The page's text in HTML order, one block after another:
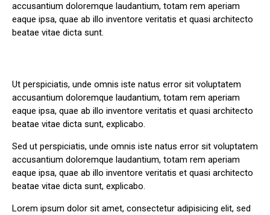
accusantium doloremque laudantium, totam rem aperiam
eaque ipsa, quae ab illo inventore veritatis et quasi architecto
beatae vitae dicta sunt.
Ut perspiciatis, unde omnis iste natus error sit voluptatem
accusantium doloremque laudantium, totam rem aperiam
eaque ipsa, quae ab illo inventore veritatis et quasi architecto
beatae vitae dicta sunt, explicabo.
Sed ut perspiciatis, unde omnis iste natus error sit voluptatem
accusantium doloremque laudantium, totam rem aperiam
eaque ipsa, quae ab illo inventore veritatis et quasi architecto
beatae vitae dicta sunt, explicabo.
Lorem ipsum dolor sit amet, consectetur adipisicing elit, sed